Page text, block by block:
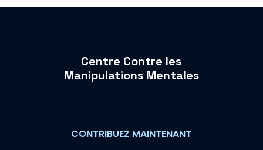
Centre Contre les
Manipulations Mentales
CONTRIBUEZ MAINTENANT